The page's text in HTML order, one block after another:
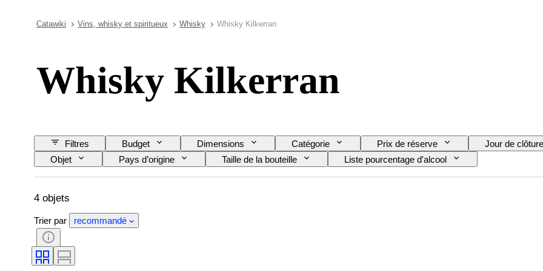
Catawiki Vins, whisky et spiritueux Whisky Whisky Kilkerran
Whisky Kilkerran
Filtres Budget Dimensions Catégorie Prix de réserve Jour de clôture
Objet
Pays d’origine Taille de la bouteille Liste pourcentage d'alcool
4 objets
Trier par recommandé